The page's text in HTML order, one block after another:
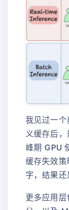
我见过一
义缓存后
峰期 GPU
缓存失效
字，结果还
更多应用